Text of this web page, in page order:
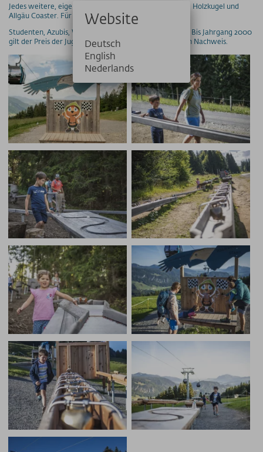
Jedes weitere, eigene Kind Jg. 2008-2019: € 9,30 für die Holzkugel und
Allgäu Coaster. Für die Bergfahrt gilt die Familienregel.
Studenten, Azubis, Wehr- und Zivildienstleistende (AT): Bis Jahrgang 2000
gilt der Preis der Jugendkarte bei Vorlage eines gültigen Nachweis.
Website
Deutsch
English
Nederlands